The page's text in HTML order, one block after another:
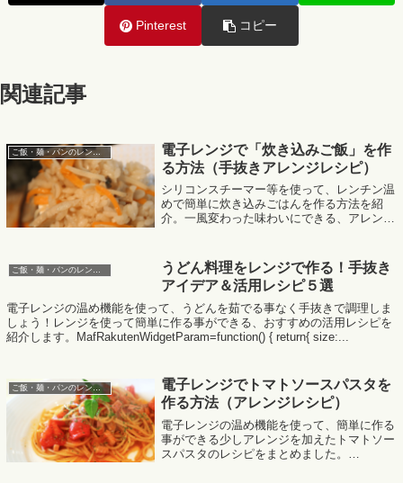
Pinterest コピー
関連記事
ご飯・麺・パンのレンジレシピ
電子レンジで「炊き込みご飯」を作
る方法（手抜きアレンジレシピ）
シリコンスチーマー等を使って、レンチン温
めで簡単に炊き込みごはんを作る方法を紹
介。一風変わった味わいにできる、アレンジ
return{...
ご飯・麺・パンのレンジレシピ
うどん料理をレンジで作る！手抜き
アイデア＆活用レシピ５選
電子レンジの温め機能を使って、うどんを茹でる事なく手抜きで調理しま
しょう！レンジを使って簡単に作る事ができる、おすすめの活用レシピを
紹介します。MafRakutenWidgetParam=function() { return{ size:...
ご飯・麺・パンのレンジレシピ
電子レンジでトマトソースパスタを
作る方法（アレンジレシピ）
電子レンジの温め機能を使って、簡単に作る
事ができる少しアレンジを加えたトマトソー
スパスタのレシピをまとめました。